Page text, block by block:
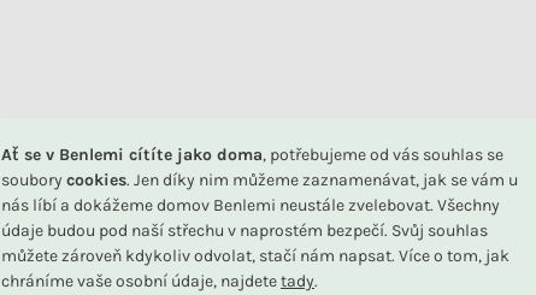
Ať se v Benlemi cítíte jako doma, potřebujeme od vás souhlas se
soubory cookies. Jen díky nim můžeme zaznamenávat, jak se vám u
nás líbí a dokážeme domov Benlemi neustále zvelebovat. Všechny
údaje budou pod naší střechu v naprostém bezpečí. Svůj souhlas
můžete zároveň kdykoliv odvolat, stačí nám napsat. Více o tom, jak
chráníme vaše osobní údaje, najdetetady.
Související produkty